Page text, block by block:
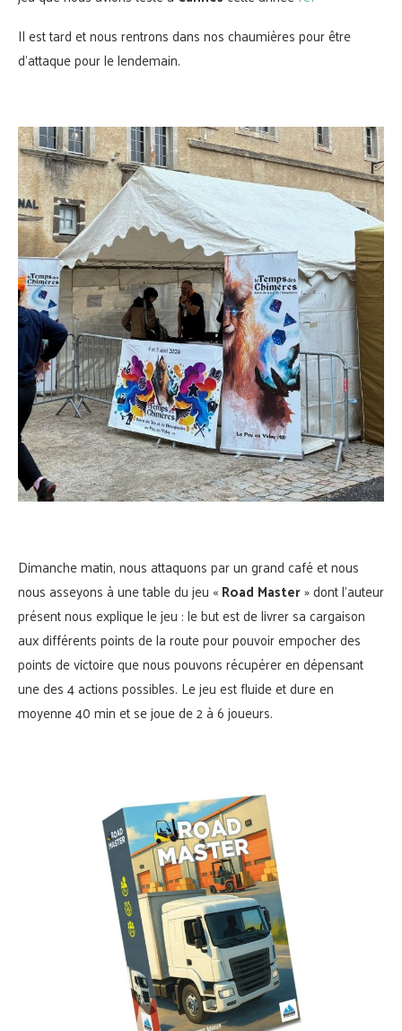
Il est tard et nous rentrons dans nos chaumières pour être
d’attaque pour le lendemain.
Dimanche matin, nous attaquons par un grand café et nous
nous asseyons à une table du jeu «Road Master» dont l’auteur
présent nous explique le jeu : le but est de livrer sa cargaison
aux différents points de la route pour pouvoir empocher des
points de victoire que nous pouvons récupérer en dépensant
une des 4 actions possibles. Le jeu est fluide et dure en
moyenne 40 min et se joue de 2 à 6 joueurs.